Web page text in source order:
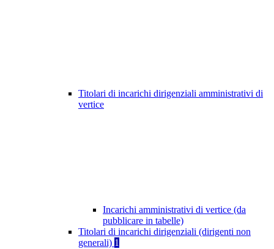
Titolari di incarichi dirigenziali amministrativi di
vertice
Incarichi amministrativi di vertice (da
pubblicare in tabelle)
Titolari di incarichi dirigenziali (dirigenti non
generali) 1